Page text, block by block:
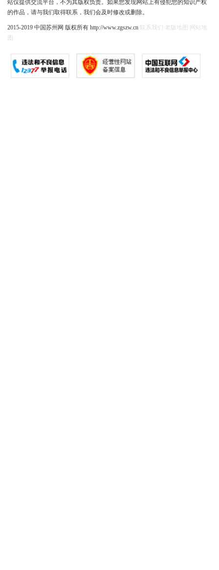
站仅提供交流平台，不为其版权负责。如果您发现网站上有侵犯您的知识产权
的作品，请与我们取得联系，我们会及时修改或删除。
2015-2019 中国苏州网 版权所有 http://www.zgszw.cn 联系我们 老版地图
网站地
图